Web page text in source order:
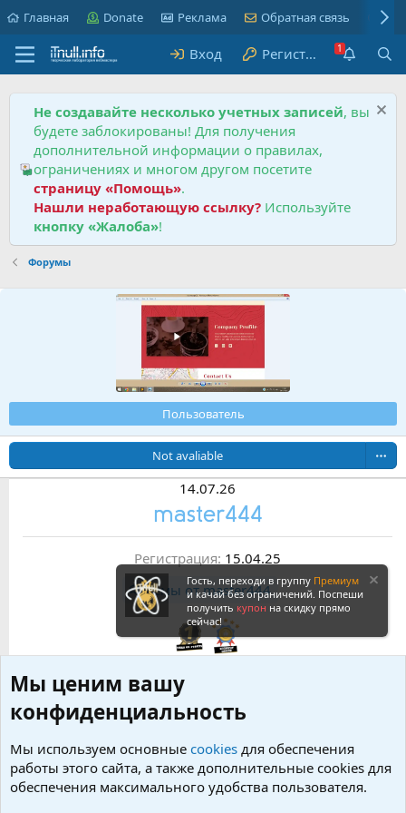
Главная Donate Реклама Обратная связь
Вход Регистрация
Не создавайте несколько учетных записей, вы
будете заблокированы! Для получения
дополнительной информации о правилах,
ограничениях и многом другом посетите
страницу «Помощь».
Нашли неработающую ссылку? Используйте
кнопку «Жалоба»!
Форумы
Пользователь
Not avaliable
14.07.26
master444
Регистрация 15.04.25
Темы от master444
Сообщения
0
Стена Последняя активность Публикации
Гость, переходи в группу Премиум
и качай без ограничений. Поспеши
получить купон на скидку прямо
сейчас!
Мы ценим вашу
конфиденциальность
Мы используем основные cookies для обеспечения
работы этого сайта, а также дополнительные cookies для
обеспечения максимального удобства пользователя.